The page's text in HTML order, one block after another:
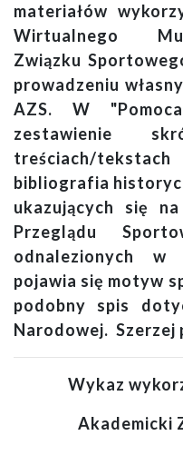
materiałów
Wirtualnego
Związku
prowadzeniu
AZS. W
zestawienie
treściach/
bibliografia
ukazujących się na
Przeglądu
odnalezionych
pojawia się motyw
podobny spis
Narodowej. Szerzej
Wykaz
Akademicki